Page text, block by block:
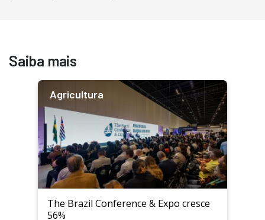
Saiba mais
Agricultura
The Brazil Conference & Expo cresce
56%